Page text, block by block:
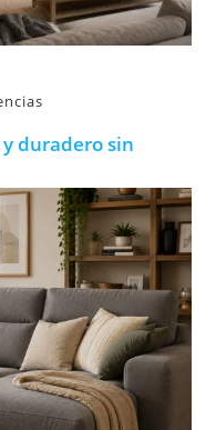
duradero sin